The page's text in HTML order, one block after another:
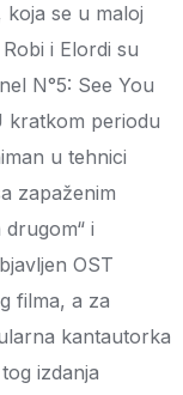
se u maloj
i Elordi su
N°5: See You
kratkom periodu
u tehnici
zapaženim
i
OST
filma, a za
kantautorka
izdanja